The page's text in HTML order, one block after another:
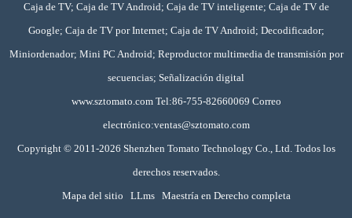
Caja de TV; Caja de TV Android; Caja de TV inteligente; Caja de TV de
Google; Caja de TV por Internet; Caja de TV Android; Decodificador;
Miniordenador; Mini PC Android; Reproductor multimedia de transmisión por
secuencias; Señalización digital
www.sztomato.comTel:86-755-82660069 Correo
electrónico:ventas@sztomato.com
Copyright © 2011-2026 Shenzhen Tomato Technology Co., Ltd. Todos los
derechos reservados.
Mapa del sitio LLms Maestría en Derecho completa